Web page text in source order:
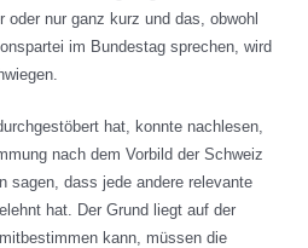
oder nur ganz kurz und das, obwohl
im Bundestag sprechen, wird
hat, konnte nachlesen,
nach dem Vorbild der Schweiz
sagen, dass jede andere relevante
hat. Der Grund liegt auf der
kann, müssen die